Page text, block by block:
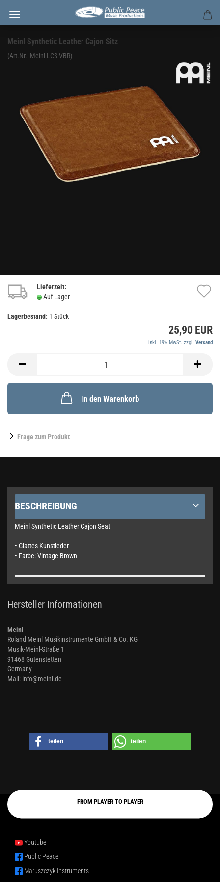
Meinl Synthetic Leather Cajon Sitz
(Art.Nr.: Meinl LCS-VBR)
Lieferzeit:
Auf Lager
Lagerbestand: 1 Stück
25,90 EUR
inkl. 19% MwSt. zzgl. Versand
In den Warenkorb
Frage zum Produkt
BESCHREIBUNG
Meinl Synthetic Leather Cajon Seat
• Glattes Kunstleder
• Farbe: Vintage Brown
Hersteller Informationen
Meinl
Roland Meinl Musikinstrumente GmbH & Co. KG
Musik-Meinl-Straße 1
91468 Gutenstetten
Germany
Mail: info@meinl.de
teilen teilen
FROM PLAYER TO PLAYER
Youtube
Public Peace
Maruszczyk Instruments